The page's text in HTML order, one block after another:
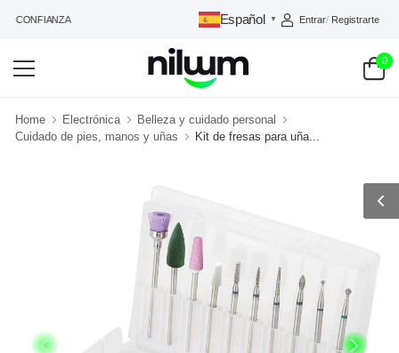
CONFIANZA Español ▼ Entrar/ Registrarte
0
Home Electrónica
Belleza y cuidado personal
Cuidado de pies, manos y uñas
Kit de fresas para uña...